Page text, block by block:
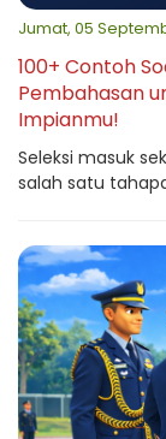
Jumat, 05
100+ Contoh
Pembahasan
Impianmu!
Seleksi masuk
salah satu